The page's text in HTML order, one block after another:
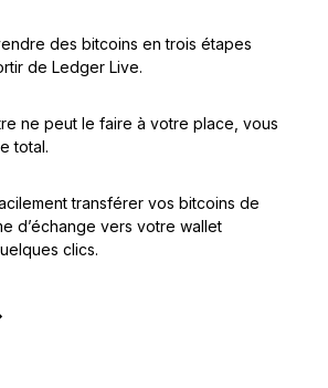
des bitcoins en trois étapes
de Ledger Live.
ne peut le faire à votre place, vous
total.
transférer vos bitcoins de
d’échange vers votre wallet
clics.